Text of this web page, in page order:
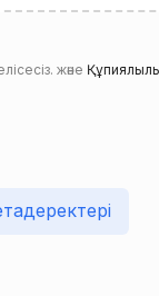
және